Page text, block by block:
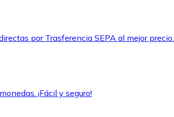
por Trasferencia SEPA al mejor precio.
¡Fácil y seguro!